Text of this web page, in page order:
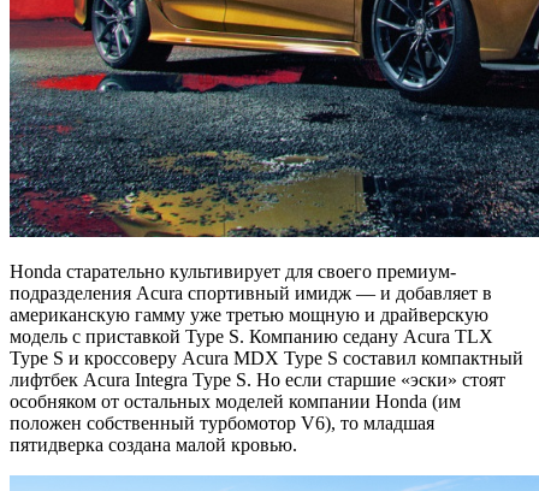
Honda старательно культивирует для своего премиум-
подразделения Acura спортивный имидж — и добавляет в
американскую гамму уже третью мощную и драйверскую
модель с приставкой Type S. Компанию седану Acura TLX
Type S и кроссоверу Acura MDX Type S составил компактный
лифтбек Acura Integra Type S. Но если старшие «эски» стоят
особняком от остальных моделей компании Honda (им
положен собственный турбомотор V6), то младшая
пятидверка создана малой кровью.